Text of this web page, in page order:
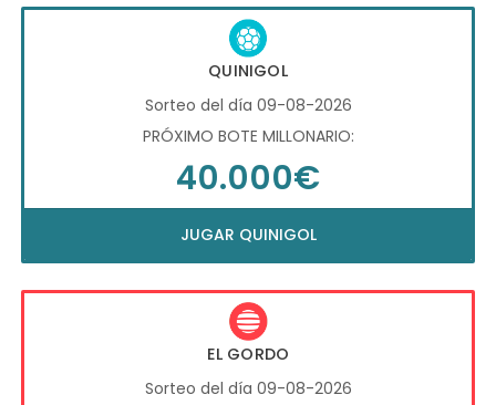
QUINIGOL
Sorteo del día 09-08-2026
PRÓXIMO BOTE MILLONARIO:
40.000€
JUGAR QUINIGOL
EL GORDO
Sorteo del día 09-08-2026